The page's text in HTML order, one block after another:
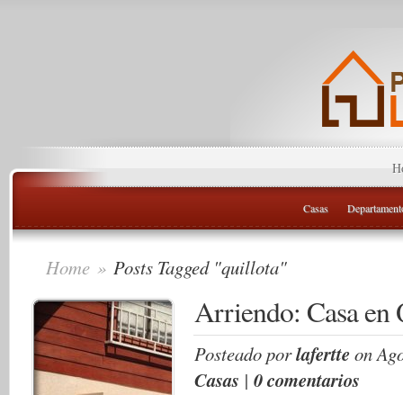
Casas
Home » Posts Tagged "quillota"
Arriendo: Casa en
Posteado porlafertteon
Casas | 0 comentarios